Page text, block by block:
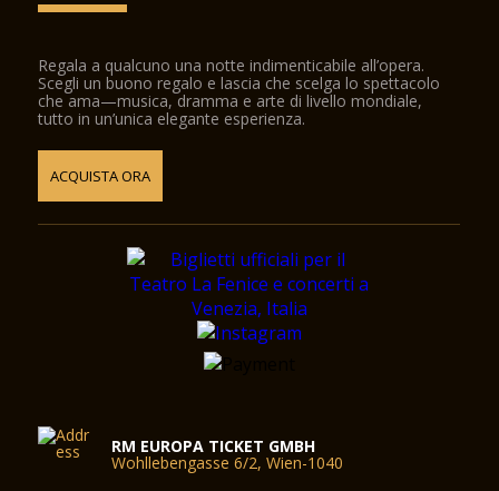
Regala a qualcuno una notte indimenticabile all’opera.
Scegli un buono regalo e lascia che scelga lo spettacolo
che ama—musica, dramma e arte di livello mondiale,
tutto in un’unica elegante esperienza.
ACQUISTA ORA
RM EUROPA TICKET GMBH
Wohllebengasse 6/2, Wien-1040